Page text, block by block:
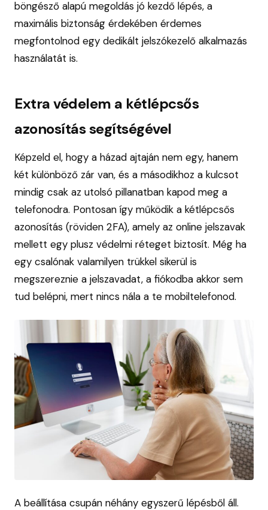
böngésző alapú megoldás jó kezdő lépés, a
maximális biztonság érdekében érdemes
megfontolnod egy dedikált jelszókezelő alkalmazás
használatát is.
Extra védelem a kétlépcsős
azonosítás segítségével
Képzeld el, hogy a házad ajtaján nem egy, hanem
két különböző zár van, és a másodikhoz a kulcsot
mindig csak az utolsó pillanatban kapod meg a
telefonodra. Pontosan így működik a kétlépcsős
azonosítás (röviden 2FA), amely az online jelszavak
mellett egy plusz védelmi réteget biztosít. Még ha
egy csalónak valamilyen trükkel sikerül is
megszereznie a jelszavadat, a fiókodba akkor sem
tud belépni, mert nincs nála a te mobiltelefonod.
A beállítása csupán néhány egyszerű lépésből áll.